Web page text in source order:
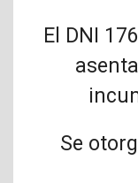
El DNI
Se